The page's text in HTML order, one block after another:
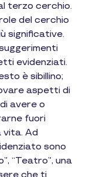
terzo cerchio.
del cerchio
significative.
evidenziati.
è sibillino;
aspetti di
avere o
fuori
vita. Ad
sono
“Teatro”, una